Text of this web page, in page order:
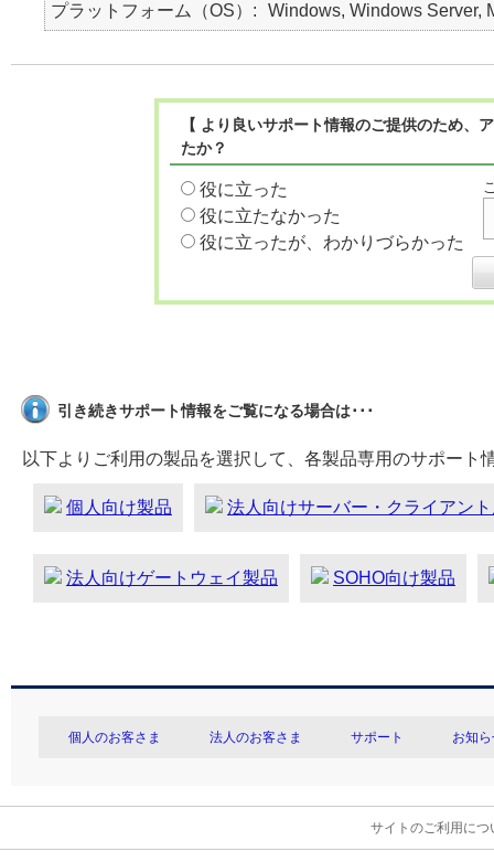
プラットフォーム（OS） Windows, Windows Server,
【 より良いサポート情報のご提供のため
たか？
役に立った
役に立たなかった
役に立ったが、わかりづらかった
引き続きサポート情報をご覧になる場合は･･･
以下よりご利用の製品を選択して、各製品専用のサポート
個人向け製品 法人向けサーバー・クライアン
法人向けゲートウェイ製品 SOHO向け製品
個人のお客さま 法人のお客さま サポート お知
サイトのご利用につ